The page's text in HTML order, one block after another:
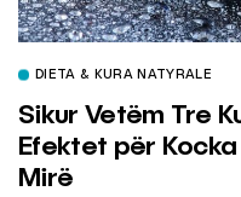
DIETA & KURA NATYRALE
Sikur Vetëm Tre
Efektet për
Mirë